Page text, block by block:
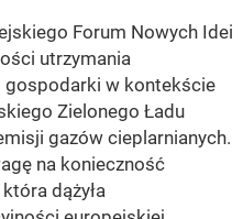
Forum Nowych Idei
utrzymania
gospodarki w kontekście
Zielonego Ładu
gazów cieplarnianych.
na konieczność
dążyła